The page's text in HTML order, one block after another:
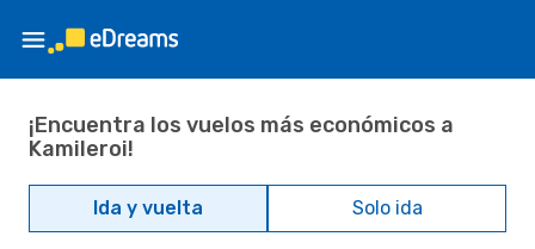
¡Encuentra los vuelos más económicos a
Kamileroi!
Ida y vuelta Solo ida